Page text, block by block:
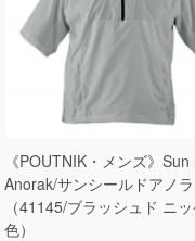
《POUTNIK・メンズ》
Anorak/サンシールドアノ
（41145/ブラッシュド ニ
色）